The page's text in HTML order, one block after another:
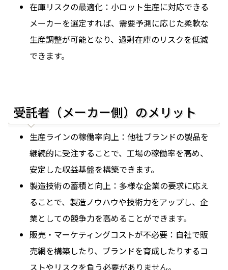
在庫リスクの最適化：小ロット生産に対応できる
メーカーを選定すれば、需要予測に応じた柔軟な
生産調整が可能となり、過剰在庫のリスクを低減
できます。
受託者（メーカー側）のメリット
生産ラインの稼働率向上：他社ブランドの製品を
継続的に受注することで、工場の稼働率を高め、
安定した収益基盤を構築できます。
製造技術の蓄積と向上：多様な企業の要求に応え
ることで、製造ノウハウや技術力をアップし、企
業としての競争力を高めることができます。
販売・マーケティングコストが不必要：自社で販
売網を構築したり、ブランドを育成したりするコ
ストやリスクを負う必要がありません。